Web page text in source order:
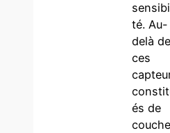
té. Au-
delà de
ces
és de